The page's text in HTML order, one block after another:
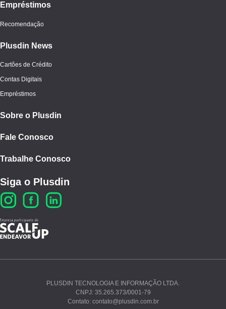
Ao continuar navegando, você concorda com nossos
ePolí­tica de Privacidade.
Empréstimos
Recomendação
Plusdin News
Cartões de Crédito
Contas Digitais
Empréstimos
Sobre o Plusdin
Fale Conosco
Trabalhe Conosco
Siga o Plusdin
PLUSDIN TECNOLOGIA E INFORMAÇÃO LTDA.
CNPJ: 35.265.373/0001-79
Contato: contato@plusdin.com.br